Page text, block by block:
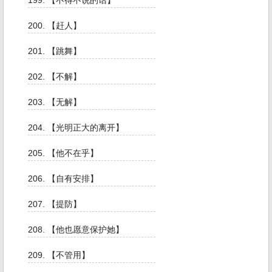
200. 【赶人】
201. 【跳舞】
202. 【不解】
203. 【无解】
204. 【光明正大的离开】
205. 【他不在乎】
206. 【自有安排】
207. 【提防】
208. 【他也愿意保护她】
209. 【不管用】